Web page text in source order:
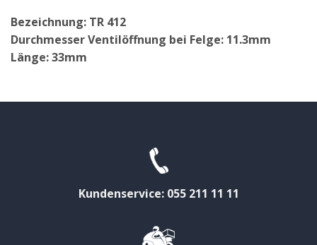
Bezeichnung: TR 412
Durchmesser Ventilöffnung bei Felge: 11.3mm
Länge: 33mm
Kundenservice: 055 211 11 11